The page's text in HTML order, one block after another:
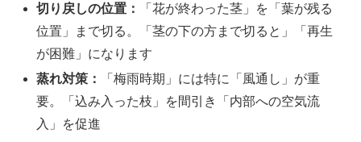
切り戻しの位置：
「花が終わった茎」を「葉が残る
位置」まで切る。「茎の下の方まで切ると」「再生
が困難」になります
蒸れ対策：
「梅雨時期」には特に「風通し」が重
要。「込み入った枝」を間引き「内部への空気流
入」を促進